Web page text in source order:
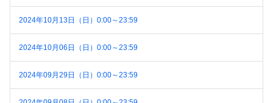
2024年10月13日（日）0:00～23:59
2024年10月06日（日）0:00～23:59
2024年09月29日（日）0:00～23:59